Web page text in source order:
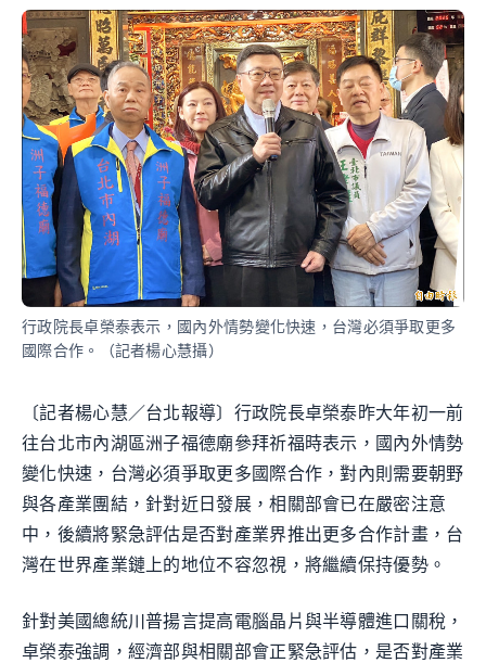
行政院長卓榮泰表示，國內外情勢變化快速，台灣必須爭取更多
國際合作。（記者楊心慧攝）
〔記者楊心慧／台北報導〕行政院長卓榮泰昨大年初一前
往台北市內湖區洲子福德廟參拜祈福時表示，國內外情勢
變化快速，台灣必須爭取更多國際合作，對內則需要朝野
與各產業團結，針對近日發展，相關部會已在嚴密注意
中，後續將緊急評估是否對產業界推出更多合作計畫，台
灣在世界產業鏈上的地位不容忽視，將繼續保持優勢。
針對美國總統川普揚言提高電腦晶片與半導體進口關稅，
卓榮泰強調，經濟部與相關部會正緊急評估，是否對產業